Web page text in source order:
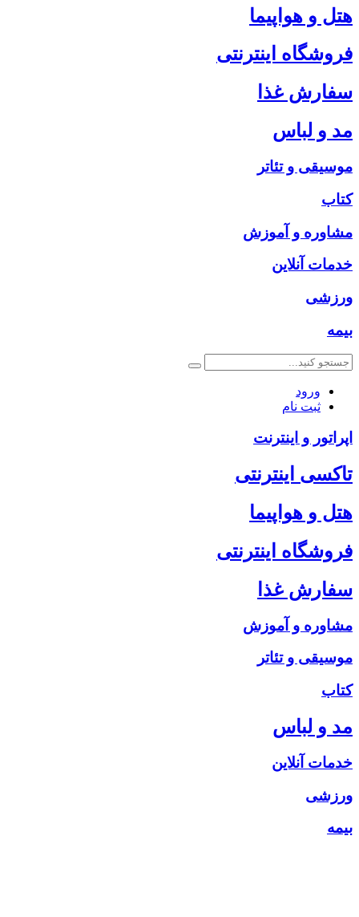
هتل و هواپیما
فروشگاه اینترنتی
سفارش غذا
مد و لباس
موسیقی و تئاتر
کتاب
مشاوره و آموزش
خدمات آنلاین
ورزشی
بیمه
ورود
ثبت نام
اپراتور و اینترنت
تاکسی اینترنتی
هتل و هواپیما
فروشگاه اینترنتی
سفارش غذا
مشاوره و آموزش
موسیقی و تئاتر
کتاب
مد و لباس
خدمات آنلاین
ورزشی
بیمه